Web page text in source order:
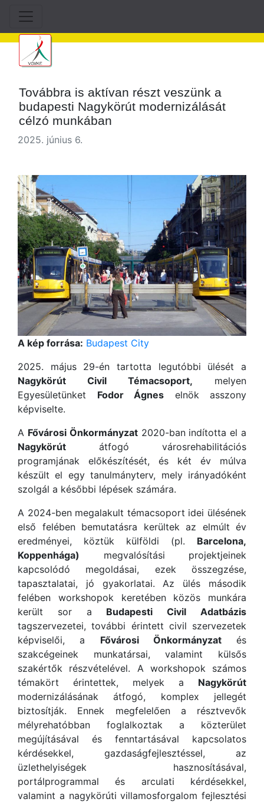
Továbbra is aktívan részt veszünk a
budapesti Nagykörút modernizálását
célzó munkában
2025. június 6.
A kép forrása: Budapest City
2025. május 29-én tartotta legutóbbi ülését a
Nagykörút Civil Témacsoport, melyen
Egyesületünket Fodor Ágnes elnök asszony
képviselte.
A Fővárosi Önkormányzat2020-ban indította el a
Nagykörút átfogó városrehabilitációs
programjának előkészítését, és két év múlva
készült el egy tanulmányterv, mely irányadóként
szolgál a későbbi lépések számára.
A 2024-ben megalakult témacsoport idei ülésének
első felében bemutatásra kerültek az elmúlt év
eredményei, köztük külföldi (pl. Barcelona,
Koppenhága) megvalósítási projektjeinek
kapcsolódó megoldásai, ezek összegzése,
tapasztalatai, jó gyakorlatai. Az ülés második
felében workshopok keretében közös munkára
került sor a Budapesti Civil Adatbázis
tagszervezetei, további érintett civil szervezetek
képviselői, a Fővárosi Önkormányzatés
szakcégeinek munkatársai, valamint külsős
szakértők részvételével. A workshopok számos
témakört érintettek, melyek a Nagykörút
modernizálásának átfogó, komplex jellegét
biztosítják. Ennek megfelelően a résztvevők
mélyrehatóbban foglalkoztak a közterület
megújításával és fenntartásával kapcsolatos
kérdésekkel, gazdaságfejlesztéssel, az
üzlethelyiségek hasznosításával,
portálprogrammal és arculati kérdésekkel,
valamint a nagykörúti villamosforgalom fejlesztési